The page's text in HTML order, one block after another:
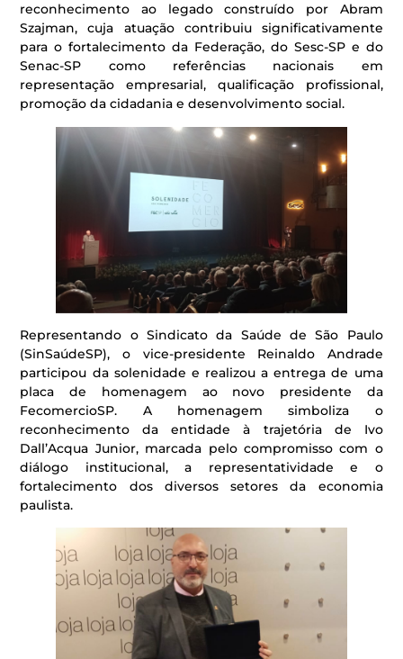
reconhecimento ao legado construído por Abram
Szajman, cuja atuação contribuiu significativamente
para o fortalecimento da Federação, do Sesc-SP e do
Senac-SP como referências nacionais em
representação empresarial, qualificação profissional,
promoção da cidadania e desenvolvimento social.
Representando o Sindicato da Saúde de São Paulo
(SinSaúdeSP), o vice-presidente Reinaldo Andrade
participou da solenidade e realizou a entrega de uma
placa de homenagem ao novo presidente da
FecomercioSP. A homenagem simboliza o
reconhecimento da entidade à trajetória de Ivo
Dall’Acqua Junior, marcada pelo compromisso com o
diálogo institucional, a representatividade e o
fortalecimento dos diversos setores da economia
paulista.